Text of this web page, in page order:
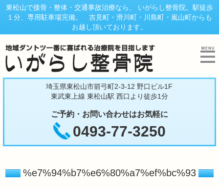
東松山で接骨・整体・交通事故治療なら、 いがらし整骨院。駅徒歩
１分、専用駐車場完備。 吉見町・滑川町・川島町・嵐山町からも
お越し頂いております。
埼玉県東松山市箭弓町2-3-12 野口ビル1F
東武東上線 東松山駅 西口より徒歩1分
ご予約・お問い合わせはお気軽に
0493-77-3250
%e7%94%b7%e6%80%a7%ef%bc%93